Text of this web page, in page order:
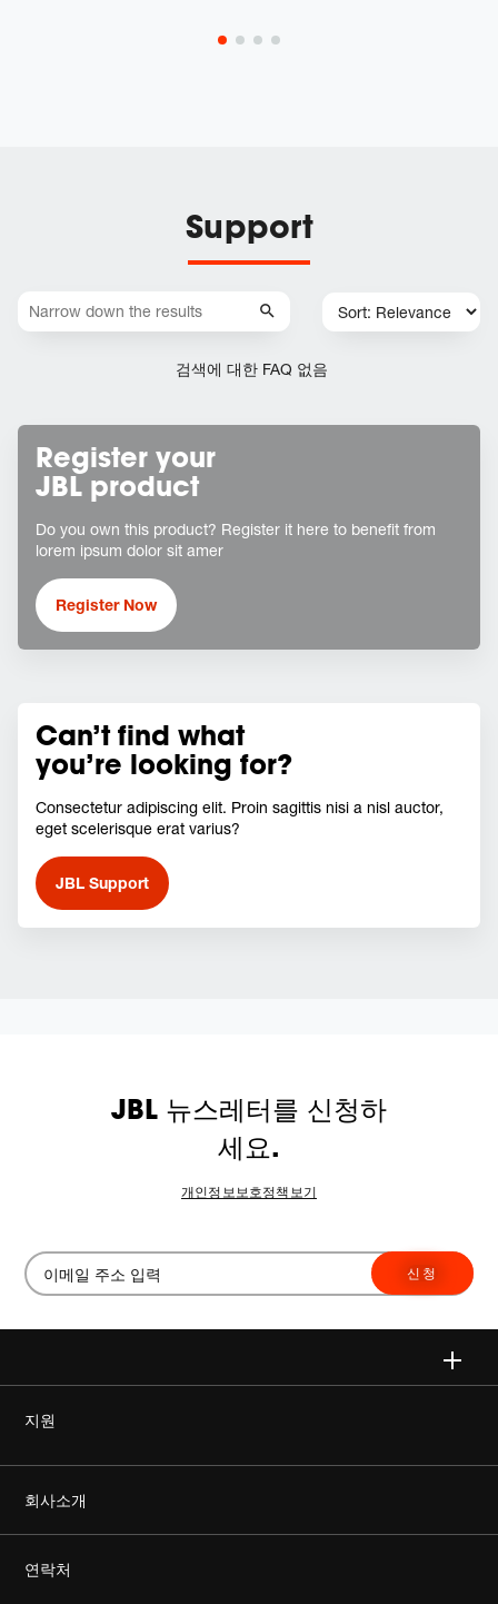
Support
검색에 대한 FAQ 없음
Register your
JBL product
Do you own this product? Register it here to benefit from
lorem ipsum dolor sit amer
Register Now
Can’t find what
you’re looking for?
Consectetur adipiscing elit. Proin sagittis nisi a nisl auctor,
eget scelerisque erat varius?
JBL Support
JBL 뉴스레터를 신청하
세요.
개인정보보호정책보기
신청
지원
정품을 구매하세요
회사소개
Harman Corporate
연락처